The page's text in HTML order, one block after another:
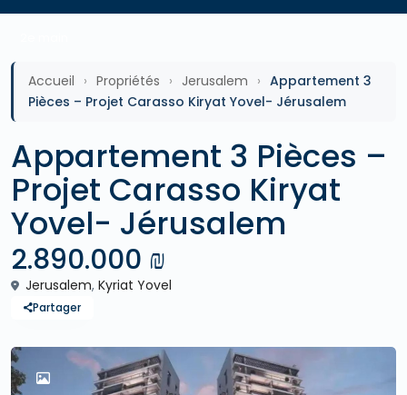
Accueil › Propriétés › Jerusalem › Appartement 3
Pièces – Projet Carasso Kiryat Yovel- Jérusalem
Appartement 3 Pièces –
Projet Carasso Kiryat
Yovel- Jérusalem
2.890.000 ₪
Jerusalem, Kyriat Yovel
Partager